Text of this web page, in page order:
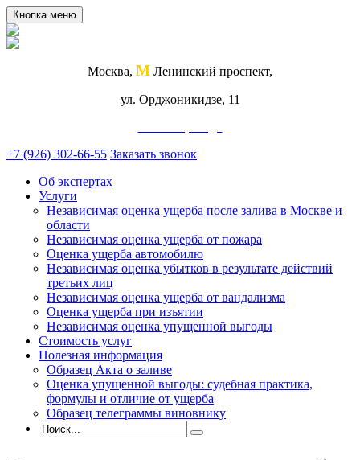
Кнопка меню
Москва, М Ленинский проспект,
ул. Орджоникидзе, 11
+7 (926) 302-66-55 Заказать звонок
Об экспертах
Услуги
Независимая оценка ущерба после залива в Москве и
области
Независимая оценка ущерба от пожара
Оценка ущерба автомобилю
Независимая оценка убытков в результате действий
третьих лиц
Независимая оценка ущерба от вандализма
Оценка ущерба при изъятии
Независимая оценка упущенной выгоды
Стоимость услуг
Полезная информация
Образец Акта о заливе
Оценка упущенной выгоды: судебная практика,
формулы и отличие от ущерба
Образец телеграммы виновнику